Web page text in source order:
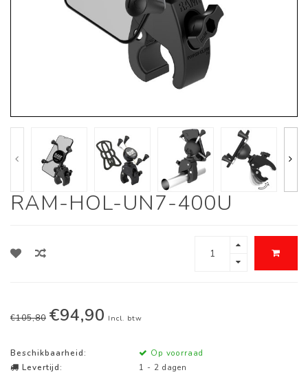
RAM-HOL-UN7-400U
€105,80 €94,90 Incl. btw
Beschikbaarheid:
Op voorraad
Levertijd:
1 - 2 dagen